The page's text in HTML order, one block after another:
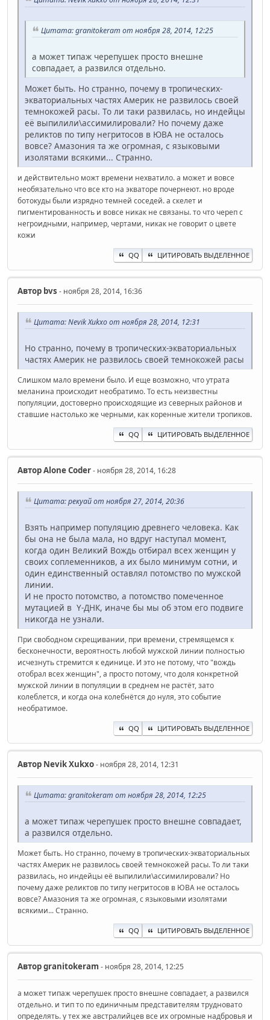
Цитата: granitokeram от ноября 28, 2014, 12:25
а может типаж черепушек просто внешне
совпадает, а развился отдельно.
Может быть. Но странно, почему в тропических-
экваториальных частях Америк не развилось своей
темнокожей расы. То ли таки развилась, но индейцы
её выпилили\ассимилировали? Но почему даже
реликтов по типу негритосов в ЮВА не осталось
вовсе? Амазония та же огромная, с языковыми
изолятами всякими... Странно.
и действительно можт времени нехватило. а может и вовсе
необязательно что все кто на экваторе почернеют. но вроде
ботокуды были изрядно темней соседей. а скелет и
пигментированность и вовсе никак не связаны. то что череп с
негроидными, например, чертами, никак не говорит о цвете
кожи
QQ ЦИТИРОВАТЬ ВЫДЕЛЕННОЕ
Автор bvs - ноября 28, 2014, 16:36
Цитата: Nevik Xukxo от ноября 28, 2014, 12:31
Но странно, почему в тропических-экваториальных
частях Америк не развилось своей темнокожей расы
Слишком мало времени было. И еще возможно, что утрата
меланина происходит необратимо. То есть неизвестны
популяции, достоверно происходящие из северных районов и
ставшие настолько же черными, как коренные жители тропиков.
QQ ЦИТИРОВАТЬ ВЫДЕЛЕННОЕ
АвторAlone Coder- ноября 28, 2014, 16:28
Цитата: рекуай от ноября 27, 2014, 20:36
Взять например популяцию древнего человека. Как
бы она не была мала, но вдруг наступал момент,
когда один Великий Вождь отбирал всех женщин у
своих соплеменников, а их было минимум сотни, и
один единственный оставлял потомство по мужской
линии.
И не просто потомство, а потомство помеченное
мутацией в Y-ДНК, иначе бы мы об этом его подвиге
никогда не узнали.
При свободном скрещивании, при времени, стремящемся к
бесконечности, вероятность любой мужской линии полностью
исчезнуть стремится к единице. И это не потому, что "вождь
отобрал всех женщин", а просто потому, что доля конкретной
мужской линии в популяции в среднем не растёт, зато
колеблется, и когда она колебнётся до нуля, это событие
необратимое.
QQ ЦИТИРОВАТЬ ВЫДЕЛЕННОЕ
Автор Nevik Xukxo- ноября 28, 2014, 12:31
Цитата: granitokeram от ноября 28, 2014, 12:25
а может типаж черепушек просто внешне совпадает,
а развился отдельно.
Может быть. Но странно, почему в тропических-экваториальных
частях Америк не развилось своей темнокожей расы. То ли таки
развилась, но индейцы её выпилили\ассимилировали? Но
почему даже реликтов по типу негритосов в ЮВА не осталось
вовсе? Амазония та же огромная, с языковыми изолятами
всякими... Странно.
QQ ЦИТИРОВАТЬ ВЫДЕЛЕННОЕ
Авторgranitokeram - ноября 28, 2014, 12:25
а может типаж черепушек просто внешне совпадает, а развился
отдельно. и тип то по единичным представителям трудновато
определять. у тех же австралийцев все их огромные надбровья и